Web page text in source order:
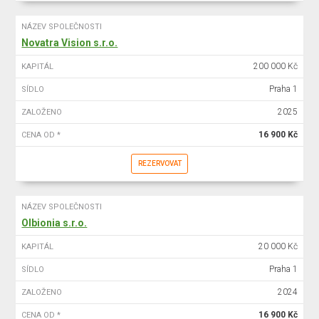
NÁZEV SPOLEČNOSTI
Novatra Vision s.r.o.
KAPITÁL 200 000 Kč
SÍDLO Praha 1
ZALOŽENO 2025
CENA OD * 16 900 Kč
REZERVOVAT
NÁZEV SPOLEČNOSTI
Olbionia s.r.o.
KAPITÁL 20 000 Kč
SÍDLO Praha 1
ZALOŽENO 2024
CENA OD * 16 900 Kč